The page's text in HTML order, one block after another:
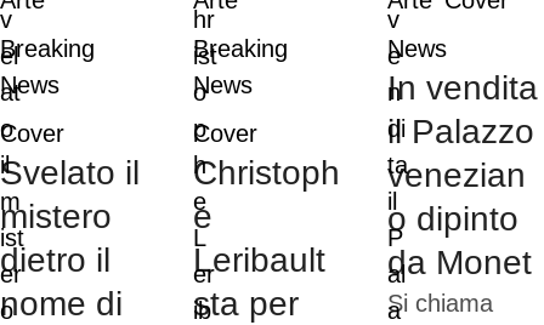
Breaking
News
Cover
Svelato il
mistero
dietro il
nome di
Breaking
News
Cover
Christoph
e
Leribault
sta per
News
In vendita
il Palazzo
venezian
o dipinto
da Monet
Si chiama